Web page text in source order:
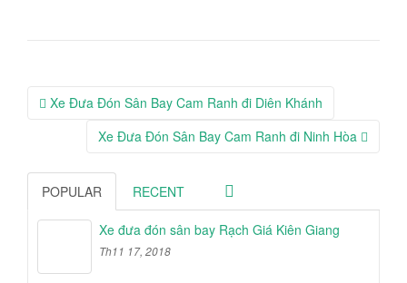
Post
navigation
Xe Đưa Đón Sân Bay Cam Ranh đi Diên Khánh
Xe Đưa Đón Sân Bay Cam Ranh đi Ninh Hòa
POPULAR RECENT
Xe đưa đón sân bay Rạch Giá Kiên Giang
Th11 17, 2018